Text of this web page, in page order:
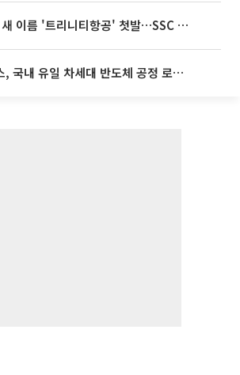
티웨이항공, 새 이름 '트리니티항공' 첫발…SSC 전략 본격화
라온로보틱스, 국내 유일 차세대 반도체 공정 로봇 개발 ‘고객사 테스트 진행’